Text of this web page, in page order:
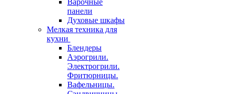
Варочные
панели
Духовые шкафы
Мелкая техника для
кухни
Блендеры
Аэрогрили.
Электрогрили.
Фритюрницы.
Вафельницы.